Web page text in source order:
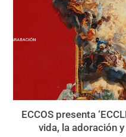
ECCOS presenta
vida, la adoración